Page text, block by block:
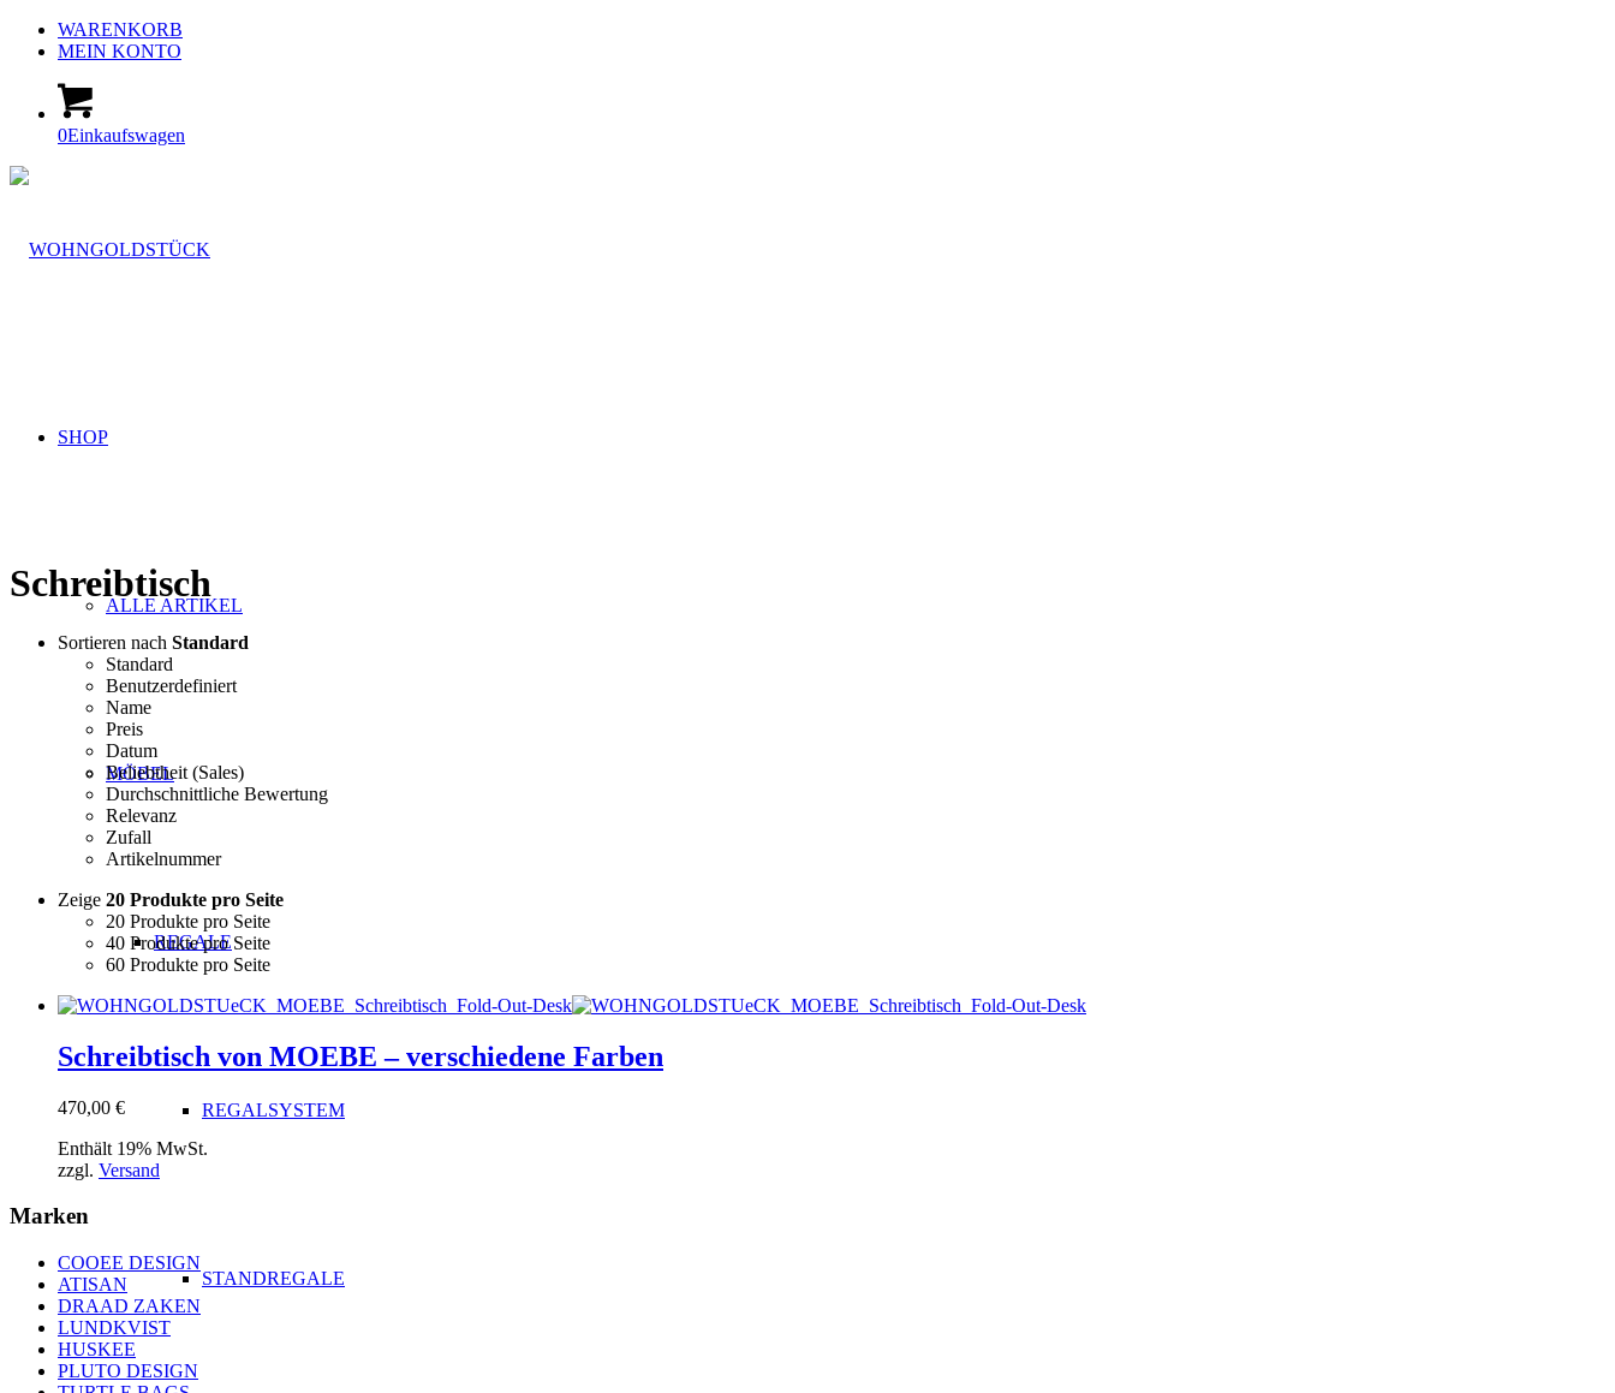
WARENKORB
MEIN KONTO
0Einkaufswagen
SHOP
ALLE ARTIKEL
MÖBEL
REGALE
REGALSYSTEM
STANDREGALE
Schreibtisch
Sortieren nach Standard
Standard
Benutzerdefiniert
Name
Preis
Datum
Beliebtheit (Sales)
Durchschnittliche Bewertung
Relevanz
Zufall
Artikelnummer
Zeige 20 Produkte pro Seite
20 Produkte pro Seite
40 Produkte pro Seite
60 Produkte pro Seite
Schreibtisch von MOEBE – verschiedene Farben
470,00 €
Enthält 19% MwSt.
zzgl. Versand
Marken
COOEE DESIGN
ATISAN
DRAAD ZAKEN
LUNDKVIST
HUSKEE
PLUTO DESIGN